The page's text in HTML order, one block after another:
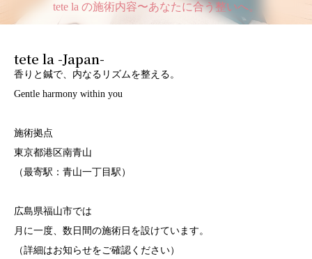
tete la の施術内容〜あなたに合う整いへ。
tete la -Japan-
香りと鍼で、内なるリズムを整える。
Gentle harmony within you
施術拠点
東京都港区南青山
（最寄駅：青山一丁目駅）
広島県福山市では
月に一度、数日間の施術日を設けています。
（詳細はお知らせをご確認ください）